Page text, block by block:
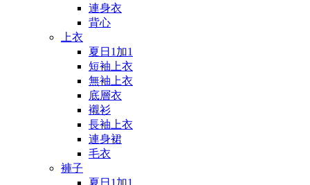
連身衣
背心
上衣
夏日1加1
短袖上衣
無袖上衣
底層衣
襯衫
長袖上衣
連身裙
毛衣
褲子
夏日1加1